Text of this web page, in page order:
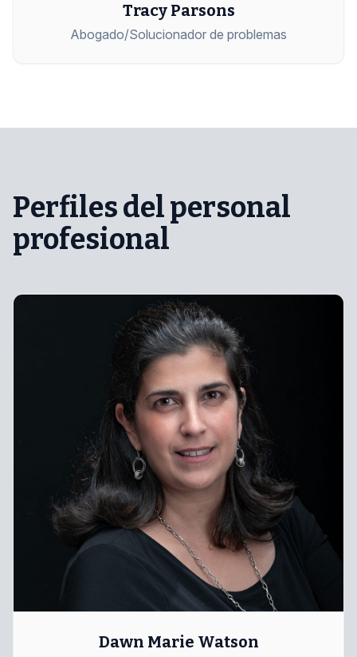
Tracy Parsons
Abogado/Solucionador de problemas
Perfiles del personal
profesional
Dawn Marie Watson